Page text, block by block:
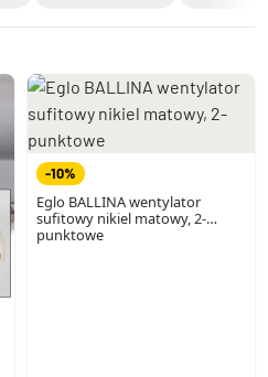
-10%
Eglo BALLINA wentylator
sufitowy nikiel matowy, 2-
punktowe